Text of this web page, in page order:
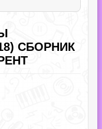
СБОРНИК